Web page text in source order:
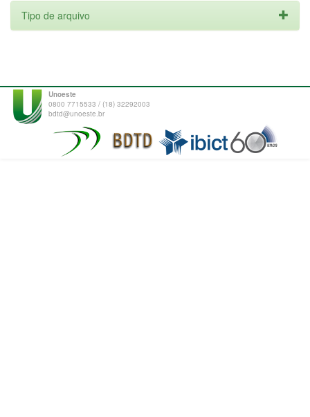
Tipo de arquivo
Unoeste
0800 7715533 / (18) 32292003
bdtd@unoeste.br